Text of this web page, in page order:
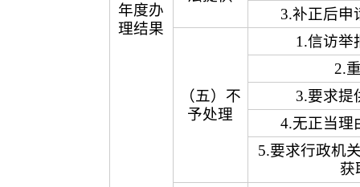
年度办
理结果
3.补正后申
（五）不
予处理
1.信访举
2.
3.要求提
4.无正当理
5.要求行政机
获